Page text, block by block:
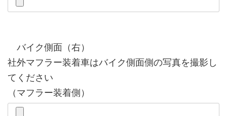
バイク側面（右）
社外マフラー装着車はバイク側面側の写真を撮影し
てください
（マフラー装着側）